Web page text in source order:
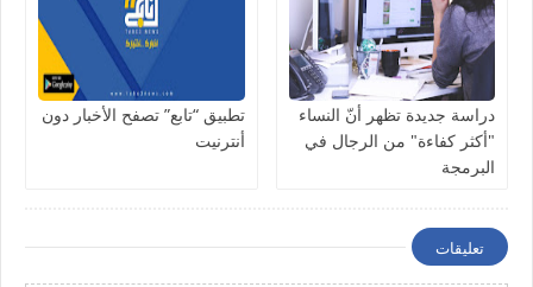
دراسة جديدة تظهر أنّ النساء
"أكثر كفاءة" من الرجال في
البرمجة
تطبيق “تابع” تصفح الأخبار دون
أنترنيت
تعليقات